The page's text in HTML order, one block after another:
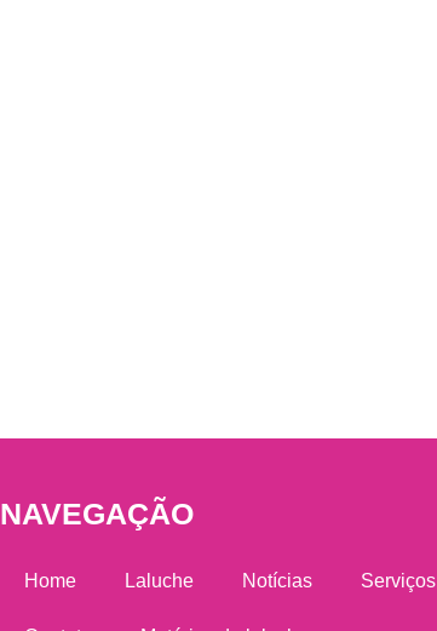
NAVEGAÇÃO
Home Laluche Notícias Serviços